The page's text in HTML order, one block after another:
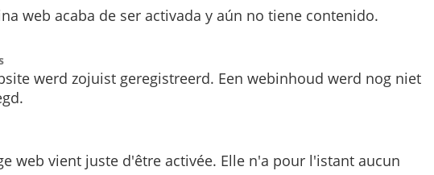
web acaba de ser activada y aún no tiene contenido.
werd zojuist geregistreerd. Een webinhoud werd nog niet
web vient juste d'être activée. Elle n'a pour l'istant aucun